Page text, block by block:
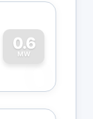
0.6
MW
0